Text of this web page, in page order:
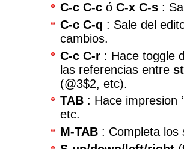
C-c C-c ó C-x C-s :
C-c C-q : Sale del
cambios.
C-c C-r : Hace toggle
las referencias entre
(@3$2, etc).
TAB : Hace impresion
etc.
M-TAB : Completa los